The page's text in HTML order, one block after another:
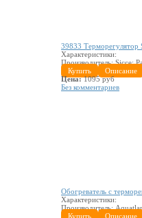
39833 Терморегулятор
Характеристики:
Производитель:Sicce;
Купить
Описание
Цена:1095 руб
Без комментариев
Обогреватель с
Характеристики:
Производитель:
Купить
Описание